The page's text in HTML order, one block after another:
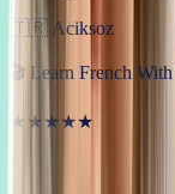
🇹🇷 Aciksoz
🎬 Learn French
★★★★★